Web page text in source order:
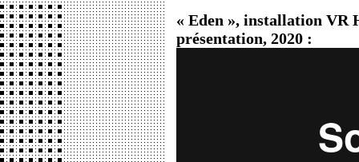
« Eden », installation VR
présentation, 2020 :